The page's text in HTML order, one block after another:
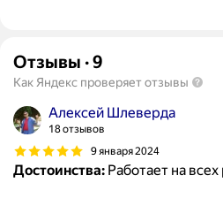
Отзывы ·9
Как Яндекс проверяет отзывы
Алексей Шлеверда
18 отзывов
9 января 2024
Достоинства: Работает на